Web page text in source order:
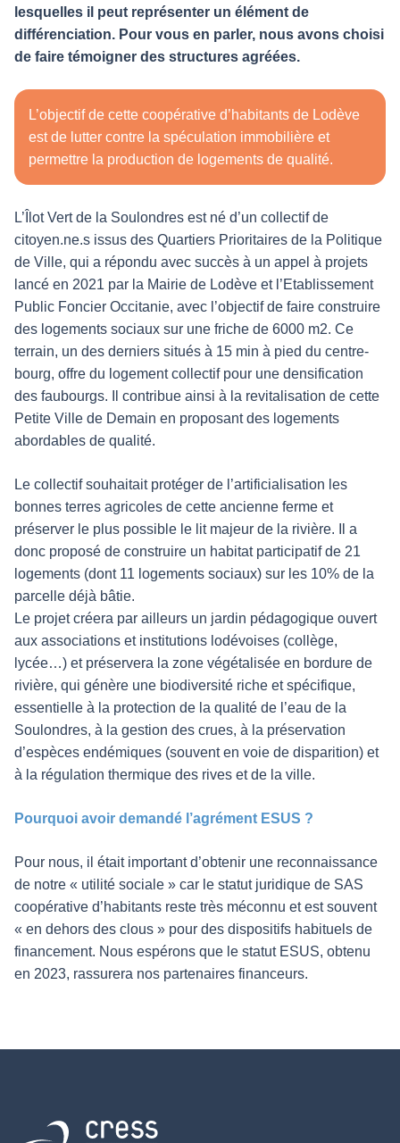
lesquelles il peut représenter un élément de
différenciation. Pour vous en parler, nous avons choisi
de faire témoigner des structures agréées.
L’objectif de cette coopérative d’habitants de Lodève
est de lutter contre la spéculation immobilière et
permettre la production de logements de qualité.
L’Îlot Vert de la Soulondres est né d’un collectif de
citoyen.ne.s issus des Quartiers Prioritaires de la Politique
de Ville, qui a répondu avec succès à un appel à projets
lancé en 2021 par la Mairie de Lodève et l’Etablissement
Public Foncier Occitanie, avec l’objectif de faire construire
des logements sociaux sur une friche de 6000 m2. Ce
terrain, un des derniers situés à 15 min à pied du centre-
bourg, offre du logement collectif pour une densification
des faubourgs. Il contribue ainsi à la revitalisation de cette
Petite Ville de Demain en proposant des logements
abordables de qualité.
Le collectif souhaitait protéger de l’artificialisation les
bonnes terres agricoles de cette ancienne ferme et
préserver le plus possible le lit majeur de la rivière. Il a
donc proposé de construire un habitat participatif de 21
logements (dont 11 logements sociaux) sur les 10% de la
parcelle déjà bâtie.
Le projet créera par ailleurs un jardin pédagogique ouvert
aux associations et institutions lodévoises (collège,
lycée…) et préservera la zone végétalisée en bordure de
rivière, qui génère une biodiversité riche et spécifique,
essentielle à la protection de la qualité de l’eau de la
Soulondres, à la gestion des crues, à la préservation
d’espèces endémiques (souvent en voie de disparition) et
à la régulation thermique des rives et de la ville.
Pourquoi avoir demandé l’agrément ESUS ?
Pour nous, il était important d’obtenir une reconnaissance
de notre « utilité sociale » car le statut juridique de SAS
coopérative d’habitants reste très méconnu et est souvent
« en dehors des clous » pour des dispositifs habituels de
financement. Nous espérons que le statut ESUS, obtenu
en 2023, rassurera nos partenaires financeurs.
Retour à l'accueil